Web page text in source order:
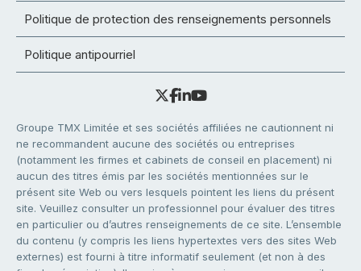
Politique de protection des renseignements personnels
Politique antipourriel
Groupe TMX Limitée et ses sociétés affiliées ne cautionnent ni
ne recommandent aucune des sociétés ou entreprises
(notamment les firmes et cabinets de conseil en placement) ni
aucun des titres émis par les sociétés mentionnées sur le
présent site Web ou vers lesquels pointent les liens du présent
site. Veuillez consulter un professionnel pour évaluer des titres
en particulier ou d’autres renseignements de ce site. L’ensemble
du contenu (y compris les liens hypertextes vers des sites Web
externes) est fourni à titre informatif seulement (et non à des